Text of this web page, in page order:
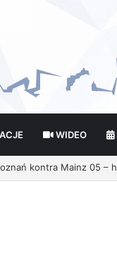
WIDEO
kontra Mainz 05 –